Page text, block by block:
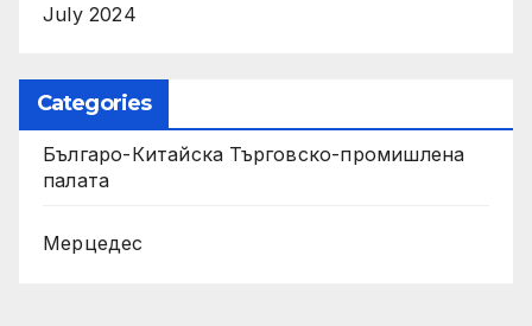
July 2024
Categories
Българо-Китайска Търговско-промишлена
палaта
Мерцедес